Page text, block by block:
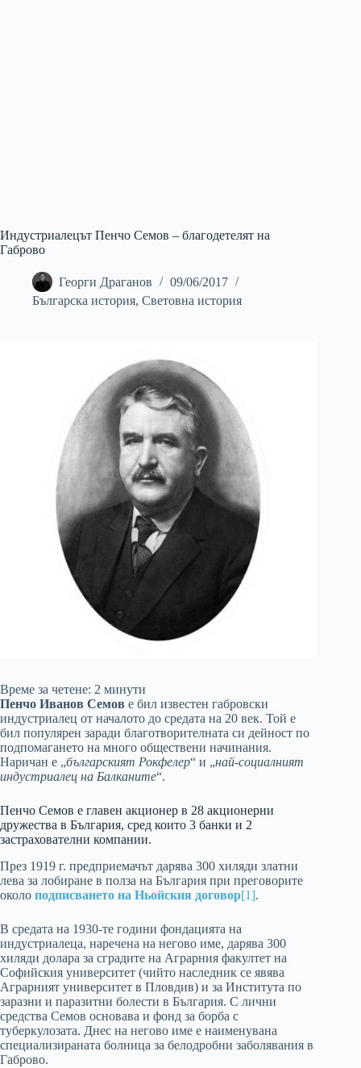
Индустриалецът Пенчо Семов – благодетелят на
Габрово
Георги Драганов
09/06/2017
Българска история, Световна история
Време за четене: 2 минути
Пенчо Иванов Семов е бил известен габровски
индустриалец от началото до средата на 20 век. Той е
бил популярен заради благотворителната си дейност по
подпомагането на много обществени начинания.
Наричан е „българският Рокфелер“ и „най-социалният
индустриалец на Балканите“.
Пенчо Семов е главен акционер в 28 акционерни
дружества в България, сред които 3 банки и 2
застрахователни компании.
През 1919 г. предприемачът дарява 300 хиляди златни
лева за лобиране в полза на България при преговорите
около подписването на Ньойския договор[1].
В средата на 1930-те години фондацията на
индустриалеца, наречена на негово име, дарява 300
хиляди долара за сградите на Аграрния факултет на
Софийския университет (чийто наследник се явява
Аграрният университет в Пловдив) и за Института по
заразни и паразитни болести в България. С лични
средства Семов основава и фонд за борба с
туберкулозата. Днес на негово име е наименувана
специализираната болница за белодробни заболявания в
Габрово.